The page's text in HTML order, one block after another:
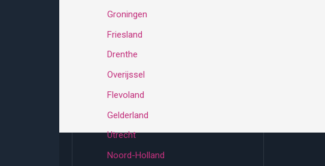
Groningen
Friesland
Drenthe
Overijssel
Flevoland
Gelderland
Utrecht
Noord-Holland